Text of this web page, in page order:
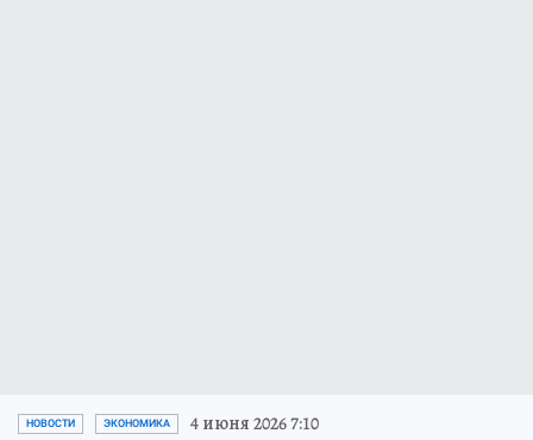
НОВОСТИ ЭКОНОМИКА 4 июня 2026 7:10